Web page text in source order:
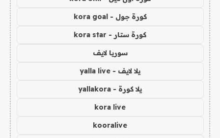
كورة جول - kora goal
كورة ستار - kora star
سوريا لايف
يلا لايف - yalla live
يلا كورة - yallakora
kora live
kooralive